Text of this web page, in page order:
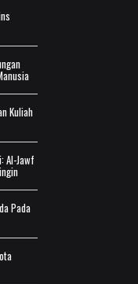
Kuliah
Al-Jawf
Pada